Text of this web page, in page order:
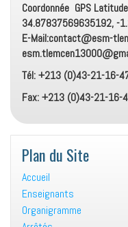
Coordonnée GPS
34.87837569635192, -
E-Mail:contact@esm-
Tél: +213 (0)43-21-16-
Fax: +213 (0)43-21-16-
Plan du Site
Accueil
Enseignants
Organigramme